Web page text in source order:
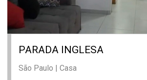
PARADA INGLESA
São Paulo | Casa